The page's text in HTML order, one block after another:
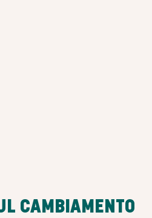
CAMBIAMENTO